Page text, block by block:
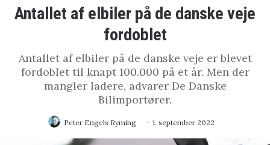
Antallet af elbiler på de danske veje
fordoblet
Antallet af elbiler på de danske veje er blevet
fordoblet til knapt 100.000 på et år. Men der
mangler ladere, advarer De Danske
Bilimportører.
Peter Engels Ryming 1. september 2022